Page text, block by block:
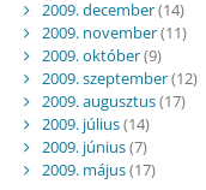
2009. december(14)
2009. november(11)
2009. október(9)
2009. szeptember(12)
2009. augusztus(17)
2009. július(14)
2009. június(7)
2009. május(17)